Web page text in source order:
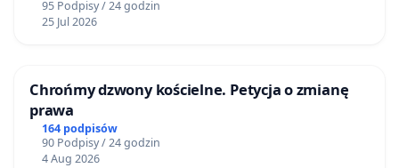
95 Podpisy / 24 godzin
25 Jul 2026
Chrońmy dzwony kościelne. Petycja o zmianę
prawa
164 podpisów
90 Podpisy / 24 godzin
4 Aug 2026